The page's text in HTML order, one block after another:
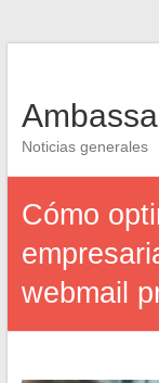
Noticias generales
Cómo
webmail